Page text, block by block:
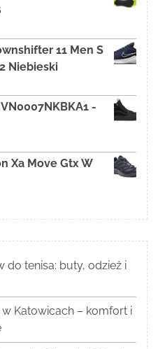
11 Men S
Niebieski
-
Xa Move Gtx W
do tenisa: buty, odzież i
Katowicach – komfort i